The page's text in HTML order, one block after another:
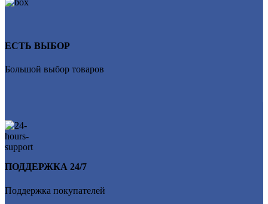
ЕСТЬ ВЫБОР
Большой выбор товаров
ПОДДЕРЖКА 24/7
Поддержка покупателей